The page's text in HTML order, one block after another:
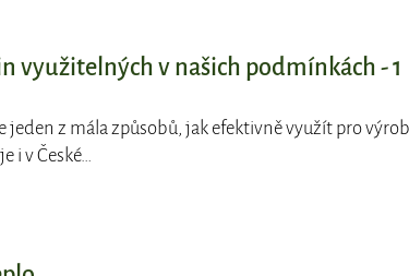
využitelných v našich podmínkách - 1
jeden z mála způsobů, jak efektivně využít pro
i v České…